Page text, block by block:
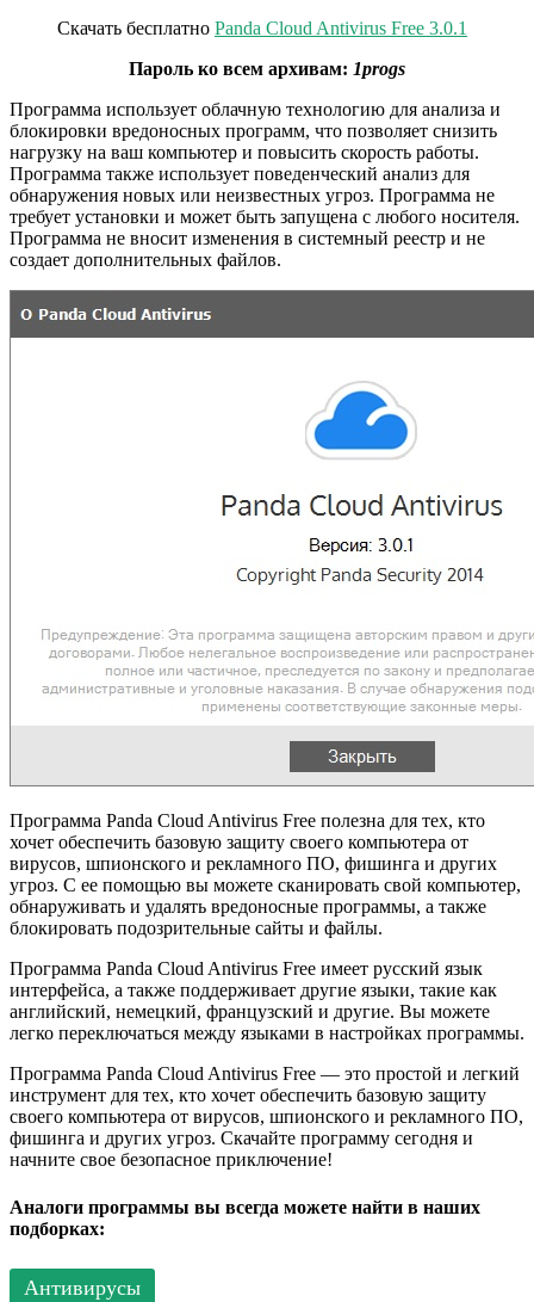
Скачать бесплатно Panda Cloud Antivirus Free 3.0.1
Пароль ко всем архивам: 1progs
Программа использует облачную технологию для анализа и
блокировки вредоносных программ, что позволяет снизить
нагрузку на ваш компьютер и повысить скорость работы.
Программа также использует поведенческий анализ для
обнаружения новых или неизвестных угроз. Программа не
требует установки и может быть запущена с любого носителя.
Программа не вносит изменения в системный реестр и не
создает дополнительных файлов.
Программа Panda Cloud Antivirus Free полезна для тех, кто
хочет обеспечить базовую защиту своего компьютера от
вирусов, шпионского и рекламного ПО, фишинга и других
угроз. С ее помощью вы можете сканировать свой компьютер,
обнаруживать и удалять вредоносные программы, а также
блокировать подозрительные сайты и файлы.
Программа Panda Cloud Antivirus Free имеет русский язык
интерфейса, а также поддерживает другие языки, такие как
английский, немецкий, французский и другие. Вы можете
легко переключаться между языками в настройках программы.
Программа Panda Cloud Antivirus Free — это простой и легкий
инструмент для тех, кто хочет обеспечить базовую защиту
своего компьютера от вирусов, шпионского и рекламного ПО,
фишинга и других угроз. Скачайте программу сегодня и
начните свое безопасное приключение!
Аналоги программы вы всегда можете найти в наших
подборках:
Антивирусы